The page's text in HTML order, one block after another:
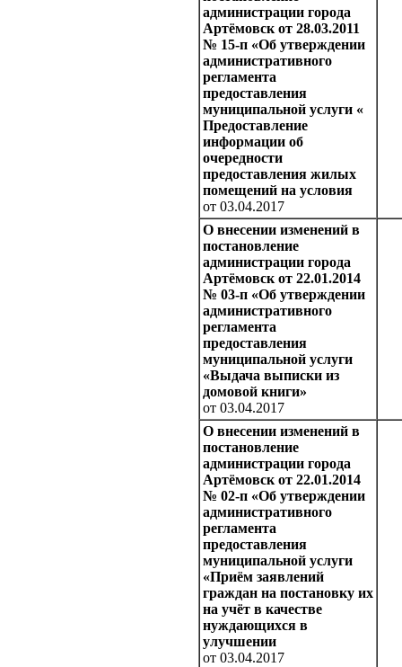
администрации города
Артёмовск от 28.03.2011
№ 15-п «Об утверждении
административного
регламента
предоставления
муниципальной услуги «
Предоставление
информации об
очередности
предоставления жилых
помещений на условия
от 03.04.2017
О внесении изменений в
постановление
администрации города
Артёмовск от 22.01.2014
№ 03-п «Об утверждении
административного
регламента
предоставления
муниципальной услуги
«Выдача выписки из
домовой книги»
от 03.04.2017
О внесении изменений в
постановление
администрации города
Артёмовск от 22.01.2014
№ 02-п «Об утверждении
административного
регламента
предоставления
муниципальной услуги
«Приём заявлений
граждан на постановку их
на учёт в качестве
нуждающихся в
улучшении
от 03.04.2017